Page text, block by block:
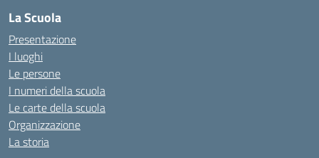
La Scuola
Presentazione
I luoghi
Le persone
I numeri della scuola
Le carte della scuola
Organizzazione
La storia